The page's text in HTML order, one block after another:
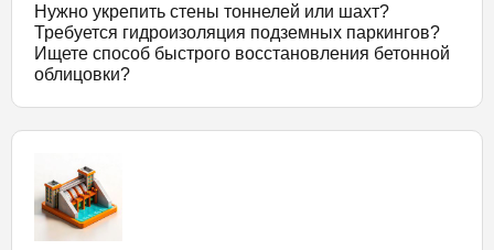
Нужно укрепить стены тоннелей или шахт?
Требуется гидроизоляция подземных паркингов?
Ищете способ быстрого восстановления бетонной
облицовки?